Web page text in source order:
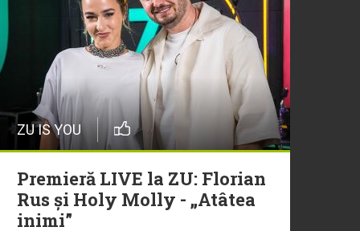
ZU IS YOU
Premieră LIVE la ZU: Florian
Rus și Holy Molly - „Atâtea
inimi”